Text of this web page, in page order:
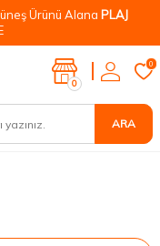
Ürünü Alana PLAJ
ARA
0
0